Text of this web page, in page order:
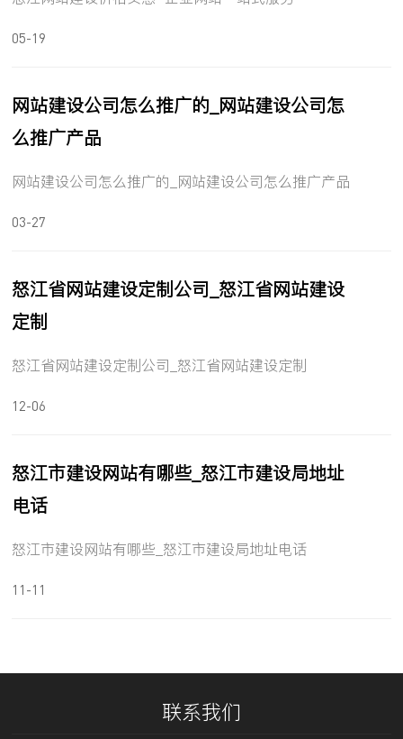
05-19
网站建设公司怎么推广的_网站建设公司怎
么推广产品
网站建设公司怎么推广的_网站建设公司怎么推广产品
03-27
怒江省网站建设定制公司_怒江省网站建设
定制
怒江省网站建设定制公司_怒江省网站建设定制
12-06
怒江市建设网站有哪些_怒江市建设局地址
电话
怒江市建设网站有哪些_怒江市建设局地址电话
11-11
联系我们